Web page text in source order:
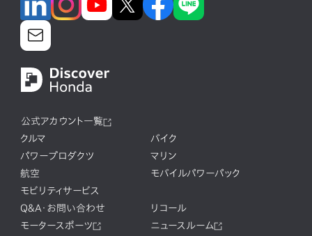
公式アカウント一覧
クルマ
バイク
パワープロダクツ
マリン
航空
モバイルパワーパック
モビリティサービス
Q&A・お問い合わせ
リコール
モータースポーツ
ニュースルーム